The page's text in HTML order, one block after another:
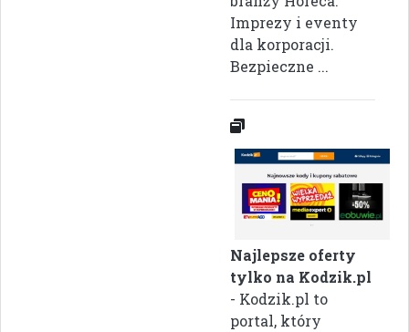
Imprezy i eventy
dla korporacji.
Bezpieczne ...
Najlepsze oferty
tylko na Kodzik.pl
- Kodzik.pl to
portal, który